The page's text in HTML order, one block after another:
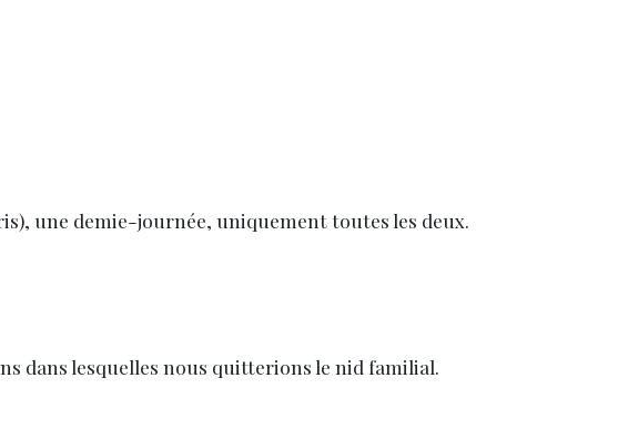
une demie-journée, uniquement toutes les deux.
dans lesquelles nous quitterions le nid familial.